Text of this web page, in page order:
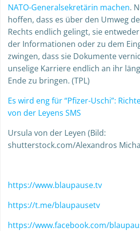
NATO-Generalsekretärin machen.
hoffen, dass es über den Umweg
Rechts endlich gelingt, sie
der Informationen oder zu dem
zwingen, dass sie Dokumente
unselige Karriere endlich an ihr
Ende zu bringen. (TPL)
Es wird eng für “Pfizer-Uschi”:
von der Leyens SMS
Ursula von der Leyen (Bild:
shutterstock.com/Alexandros
https://www.blaupause.tv
https://t.me/blaupausetv
https://www.facebook.com/